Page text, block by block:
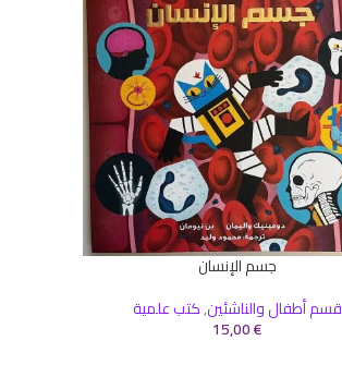
جسم الإنسان
قسم أطفال والناشئين,كتب علمية
15,00€